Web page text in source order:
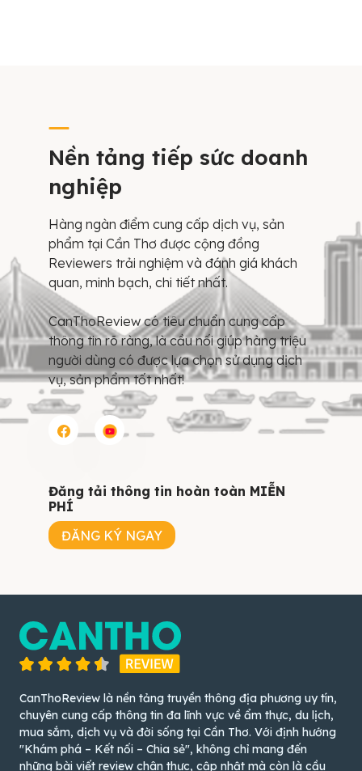
Nền tảng tiếp sức doanh
nghiệp
Hàng ngàn điểm cung cấp dịch vụ, sản
phẩm tại Cần Thơ được cộng đồng
Reviewers trải nghiệm và đánh giá khách
quan, minh bạch, chi tiết nhất.
CanThoReview có tiêu chuẩn cung cấp
thông tin rõ ràng, là cầu nối giúp hàng triệu
người dùng có được lựa chọn sử dụng dịch
vụ, sản phẩm tốt nhất!
Đăng tải thông tin hoàn toàn MIỄN
PHÍ
ĐĂNG KÝ NGAY
CanThoReview là nền tảng truyền thông địa phương uy tín,
chuyên cung cấp thông tin đa lĩnh vực về ẩm thực, du lịch,
mua sắm, dịch vụ và đời sống tại Cần Thơ. Với định hướng
"Khám phá – Kết nối – Chia sẻ", không chỉ mang đến
những bài viết review chân thực, cập nhật mà còn là cầu